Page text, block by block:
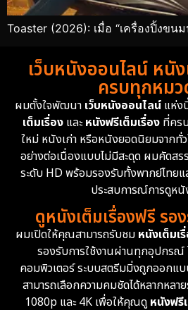
Toaster (2026): เมื่อ “เครื่องปิ้งขน
เว็บหนังออนไลน์ หนั
ครบทุกหม
ผมตั้งใจพัฒนา เว็บหนังออนไลน์แห่ง
เต็มเรื่อง และหนังฟรีเต็มเรื่อง ที่คร
ใหม่ หนังเก่า หรือหนังยอดนิยมจากทั่
อย่างต่อเนื่องแบบไม่มีสะดุด ผมคัดส
ระดับ HD พร้อมรองรับทั้งพากย์ไทย
ประสบการณ์การดูห
ดูหนังเต็มเรื่องฟรี ร
ผมเปิดให้คุณสามารถรับชม หนังเต็มเ
รองรับการใช้งานผ่านทุกอุปกรณ์
คอมพิวเตอร์ ระบบสตรีมมิ่งถูกออกแบ
สามารถเลือกความคมชัดได้หลากหลา
1080p และ 4K เพื่อให้คุณดูหนังฟรี